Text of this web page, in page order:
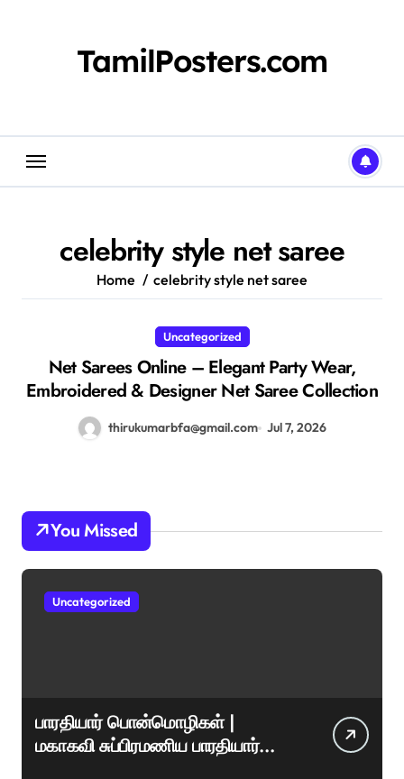
TamilPosters.com
celebrity style net saree
Home celebrity style net saree
Uncategorized
Net Sarees Online – Elegant Party Wear,
Embroidered & Designer Net Saree Collection
thirukumarbfa@gmail.com Jul 7, 2026
You Missed
Uncategorized
பாரதியார் பொன்மொழிகள் |
மகாகவி சுப்பிரமணிய பாரதியார்